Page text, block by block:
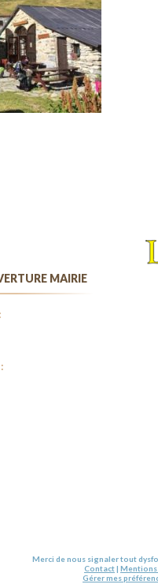
MAIRIE
Merci de nous signaler tout
Contact|
Gérer mes